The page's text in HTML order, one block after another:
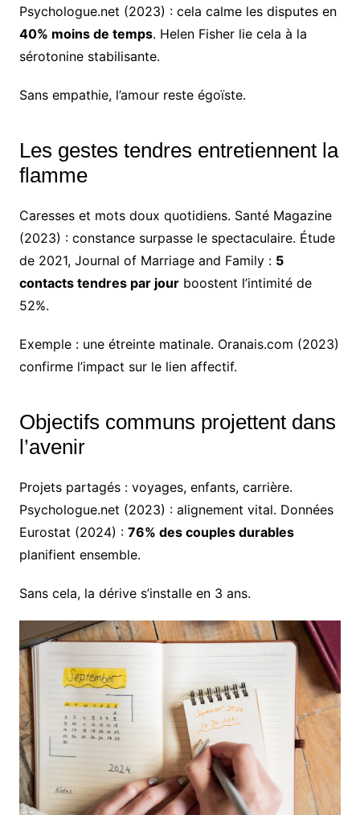
Psychologue.net (2023) : cela calme les disputes en
40% moins de temps. Helen Fisher lie cela à la
sérotonine stabilisante.
Sans empathie, l’amour reste égoïste.
Les gestes tendres entretiennent la
flamme
Caresses et mots doux quotidiens. Santé Magazine
(2023) : constance surpasse le spectaculaire. Étude
de 2021, Journal of Marriage and Family : 5
contacts tendres par jourboostent l’intimité de
52%.
Exemple : une étreinte matinale. Oranais.com (2023)
confirme l’impact sur le lien affectif.
Objectifs communs projettent dans
l’avenir
Projets partagés : voyages, enfants, carrière.
Psychologue.net (2023) : alignement vital. Données
Eurostat (2024) : 76% des couples durables
planifient ensemble.
Sans cela, la dérive s’installe en 3 ans.